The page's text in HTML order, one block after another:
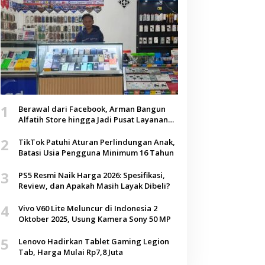
1
Berawal dari Facebook, Arman Bangun
Alfatih Store hingga Jadi Pusat Layanan
2
TikTok Patuhi Aturan Perlindungan Anak,
Batasi Usia Pengguna Minimum 16 Tahun
3
PS5 Resmi Naik Harga 2026: Spesifikasi,
Review, dan Apakah Masih Layak Dibeli?
4
Vivo V60 Lite Meluncur di Indonesia 2
Oktober 2025, Usung Kamera Sony 50 MP
5
Lenovo Hadirkan Tablet Gaming Legion
Tab, Harga Mulai Rp7,8 Juta